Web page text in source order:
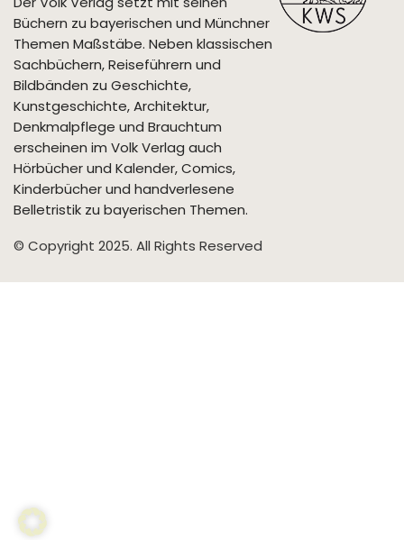
Büchern zu bayerischen und Münchner
Themen Maßstäbe. Neben klassischen
Sachbüchern, Reiseführern und
Bildbänden zu Geschichte,
Kunstgeschichte, Architektur,
Denkmalpflege und Brauchtum
erscheinen im Volk Verlag auch
Hörbücher und Kalender, Comics,
Kinderbücher und handverlesene
Belletristik zu bayerischen Themen.
© Copyright 2025. All Rights Reserved